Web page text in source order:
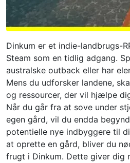
Dinkum er et indie-landbrugs-
Steam som en tidlig adgang.
australske outback eller har
Mens du udforsker landene,
og ressourcer, der vil hjælpe
Når du går fra at sove under
egen gård, vil du endda
potentielle nye indbyggere til
at oprette en gård, bliver du
frugt i Dinkum. Dette giver dig